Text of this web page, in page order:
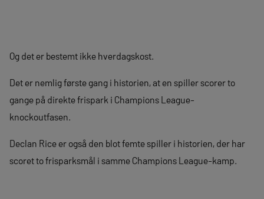
Og det er bestemt ikke hverdagskost.
Det er nemlig første gang i historien, at en spiller scorer to
gange på direkte frispark i Champions League-
knockoutfasen.
Declan Rice er også den blot femte spiller i historien, der har
scoret to frisparksmål i samme Champions League-kamp.